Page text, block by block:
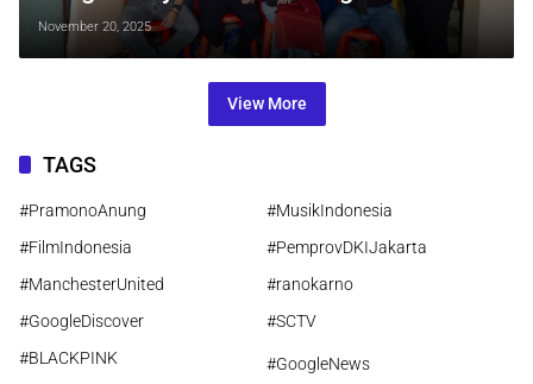
Presiden di Sektor Pendidikan
November 20, 2025
View More
TAGS
#PramonoAnung
#MusikIndonesia
#FilmIndonesia
#PemprovDKIJakarta
#ManchesterUnited
#ranokarno
#GoogleDiscover
#SCTV
#BLACKPINK
#GoogleNews